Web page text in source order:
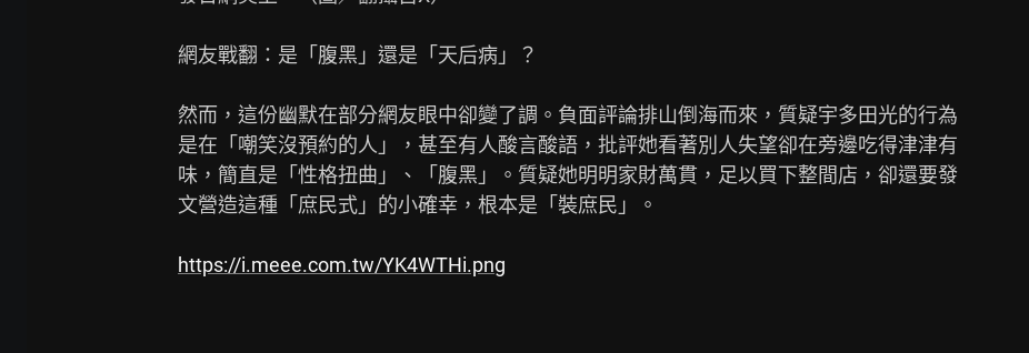
網友戰翻：是「腹黑」還是「天后病」？
然而，這份幽默在部分網友眼中卻變了調。負面評論排山倒海而來，質疑宇多田光的行為
是在「嘲笑沒預約的人」，甚至有人酸言酸語，批評她看著別人失望卻在旁邊吃得津津有
味，簡直是「性格扭曲」、「腹黑」。質疑她明明家財萬貫，足以買下整間店，卻還要發
文營造這種「庶民式」的小確幸，根本是「裝庶民」。
https://i.meee.com.tw/YK4WTHi.png